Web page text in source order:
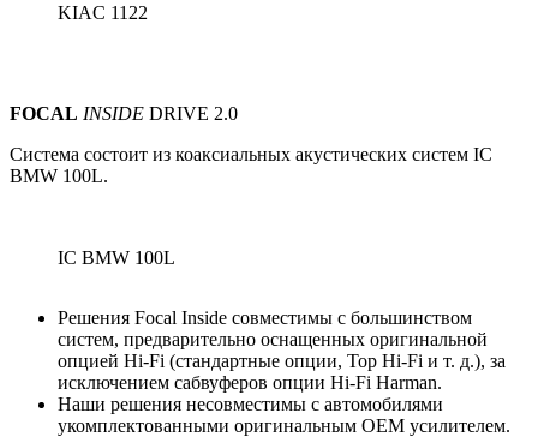
KIAC 1122
FOCAL INSIDE DRIVE 2.0
Система состоит из коаксиальных акустических систем IС
BMW 100L.
IC BMW 100L
Решения Focal Inside совместимы с большинством
систем, предварительно оснащенных оригинальной
опцией Hi-Fi (стандартные опции, Top Hi-Fi и т. д.), за
исключением сабвуферов опции Hi-Fi Harman.
Наши решения несовместимы с автомобилями
укомплектованными оригинальным OEM усилителем.